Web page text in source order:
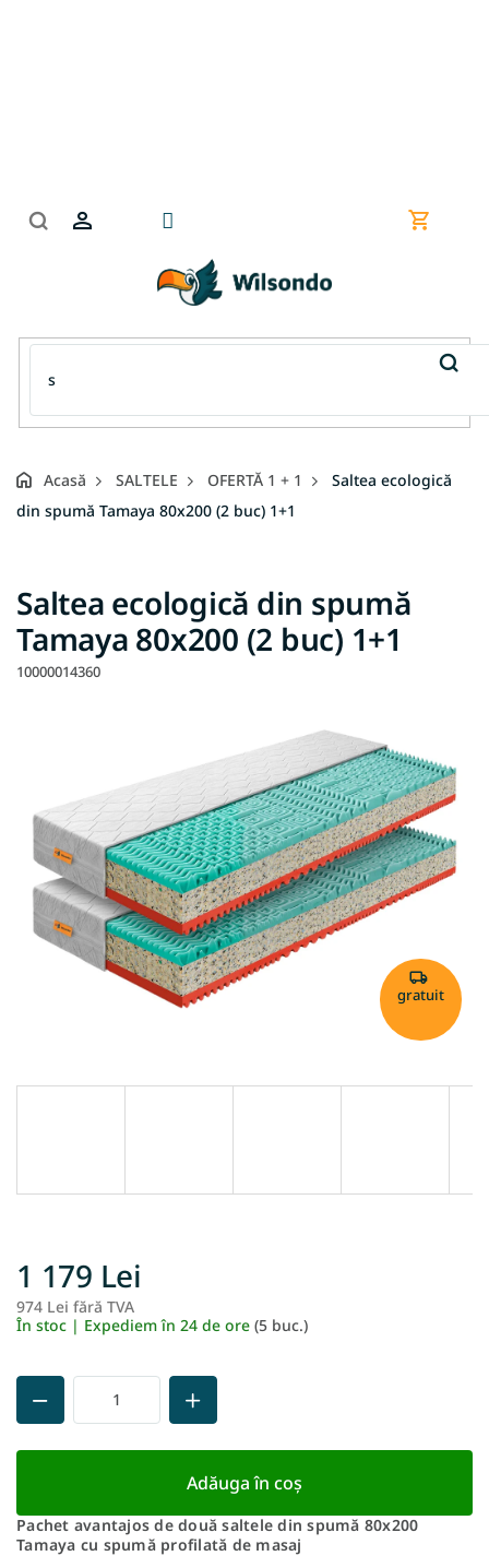
Coş
Acasă SALTELE OFERTĂ 1 + 1
Saltea ecologică
din spumă Tamaya 80x200 (2 buc) 1+1
Saltea ecologică din spumă
Tamaya 80x200 (2 buc) 1+1
10000014360
gratuit
1 179 Lei
974 Lei fără TVA
În stoc | Expediem în 24 de ore (5 buc.)
Adăuga în coş
Pachet avantajos de două saltele din spumă 80x200
Tamaya cu spumă profilată de masaj